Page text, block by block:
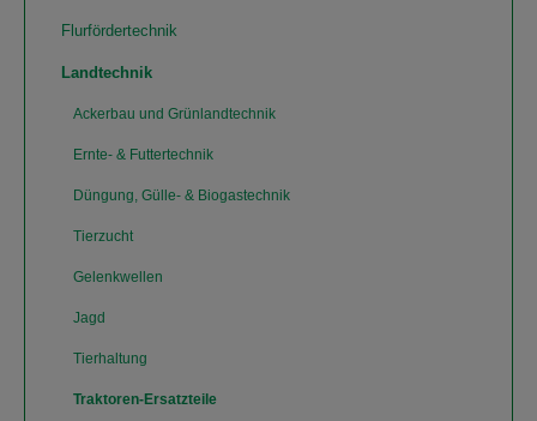
Flurfördertechnik
Landtechnik
Ackerbau und Grünlandtechnik
Ernte- & Futtertechnik
Düngung, Gülle- & Biogastechnik
Tierzucht
Gelenkwellen
Jagd
Tierhaltung
Traktoren-Ersatzteile